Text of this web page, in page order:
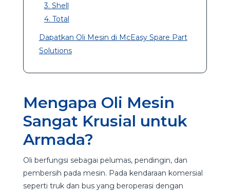
3. Shell
4. Total
Dapatkan Oli Mesin di McEasy Spare Part
Solutions
Mengapa Oli Mesin
Sangat Krusial untuk
Armada?
Oli berfungsi sebagai pelumas, pendingin, dan
pembersih pada mesin. Pada kendaraan komersial
seperti truk dan bus yang beroperasi dengan